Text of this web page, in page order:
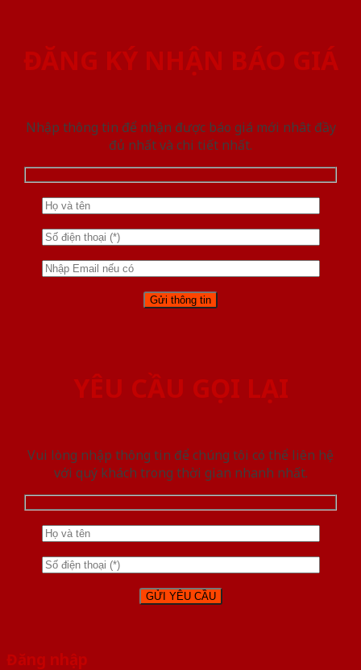
ĐĂNG KÝ NHẬN BÁO GIÁ
Nhập thông tin để nhận được báo giá mới nhât đầy
đủ nhất và chi tiết nhất.
YÊU CẦU GỌI LẠI
Vui lòng nhập thông tin để chúng tôi có thể liên hệ
với quý khách trong thời gian nhanh nhất.
Đăng nhập